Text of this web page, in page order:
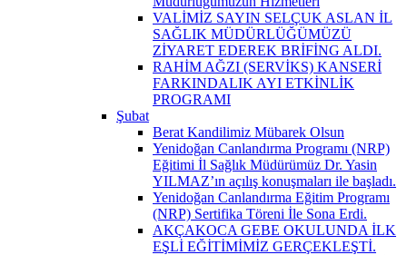
VALİMİZ SAYIN SELÇUK ASLAN İL
SAĞLIK MÜDÜRLÜĞÜMÜZÜ
ZİYARET EDEREK BRİFİNG ALDI.
RAHİM AĞZI (SERVİKS) KANSERİ
FARKINDALIK AYI ETKİNLİK
PROGRAMI
Şubat
Berat Kandilimiz Mübarek Olsun
Yenidoğan Canlandırma Programı (NRP)
Eğitimi İl Sağlık Müdürümüz Dr. Yasin
YILMAZ’ın açılış konuşmaları ile başladı.
Yenidoğan Canlandırma Eğitim Programı
(NRP) Sertifika Töreni İle Sona Erdi.
AKÇAKOCA GEBE OKULUNDA İLK
EŞLİ EĞİTİMİMİZ GERÇEKLEŞTİ.